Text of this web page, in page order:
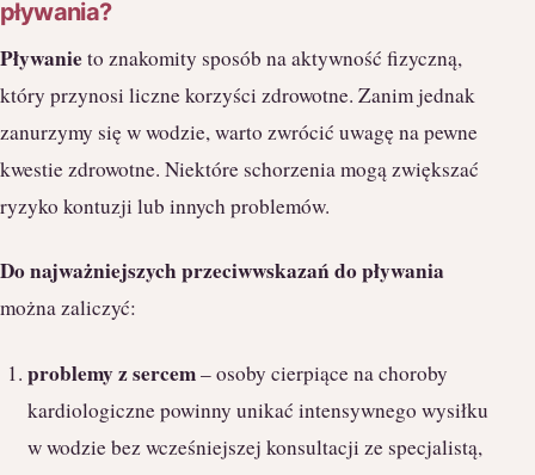
pływania?
Pływanieto znakomity sposób na aktywność fizyczną,
który przynosi liczne korzyści zdrowotne. Zanim jednak
zanurzymy się w wodzie, warto zwrócić uwagę na pewne
kwestie zdrowotne. Niektóre schorzenia mogą zwiększać
ryzyko kontuzji lub innych problemów.
Do najważniejszych przeciwwskazań do pływania
można zaliczyć:
problemy z sercem– osoby cierpiące na choroby
kardiologiczne powinny unikać intensywnego wysiłku
w wodzie bez wcześniejszej konsultacji ze specjalistą,